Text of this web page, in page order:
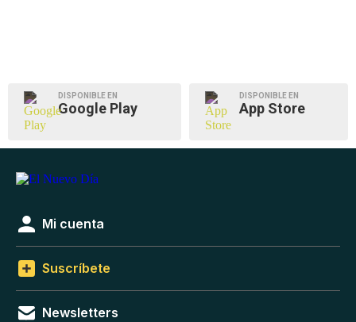
DISPONIBLE EN
Google Play
DISPONIBLE EN
App Store
Mi cuenta
Suscríbete
Newsletters